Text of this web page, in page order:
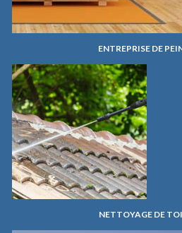
ENTREPRISE DE
NETTOYAGE DE